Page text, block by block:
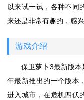
以来试一试，各种不同
来还是非常有趣的，感
游戏介绍
保卫萝卜3最新版
年最新推出的一个版本
进入城市，在危机四伏